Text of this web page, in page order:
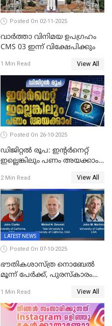
Posted On 02-11-2025
വാര്‍ത്താ വിനിമയ ഉപഗ്രഹം
CMS 03 ഇന്ന് വിക്ഷേപിക്കും
1 Min Read View All
Posted On 26-10-2025
ഡിജിറ്റൽ രൂപ: ഇന്റർനെറ്റ്
ഇല്ലെങ്കിലും പണം അയക്കാം!
IN MALAYALAM
2 Min Read View All
LATEST NEWS
Posted On 07-10-2025
ഭൗതികശാസ്ത്ര നൊബേല്‍
മൂന്ന് പേർക്ക്, പുരസ്‌കാരം
ഗവേഷണത്തിന്
1 Min Read View All